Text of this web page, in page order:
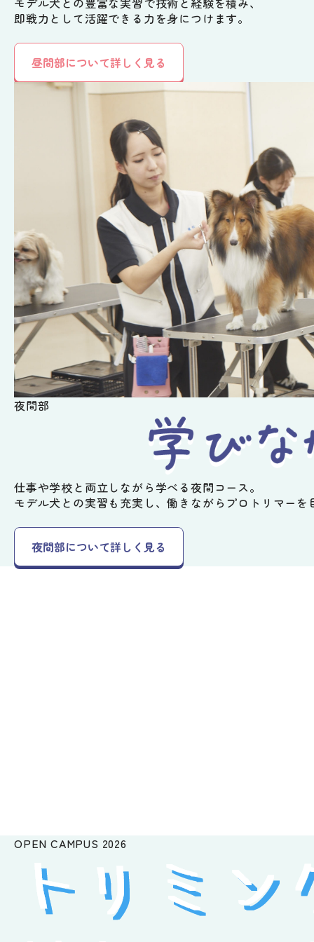
即戦力として活躍できる力を身につけます。
昼間部について詳しく見る
夜間部
仕事や学校と両立しながら学べる夜間コース。
モデル犬との実習も充実し、働きながらプロトリマーを
夜間部について詳しく見る
OPEN CAMPUS 2026